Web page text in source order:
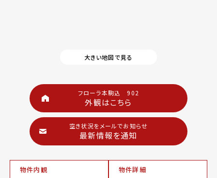
大きい地図で見る
フローラ本駒込 902
外観はこちら
空き状況をメールでお知らせ
最新情報を通知
物件内観 物件詳細